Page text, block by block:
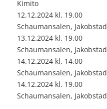
Kimito
12.12.2024 kl. 19.00
Schaumansalen, Jakobstad
13.12.2024 kl. 19.00
Schaumansalen, Jakobstad
14.12.2024 kl. 14.00
Schaumansalen, Jakobstad
14.12.2024 kl. 19.00
Schaumansalen, Jakobstad